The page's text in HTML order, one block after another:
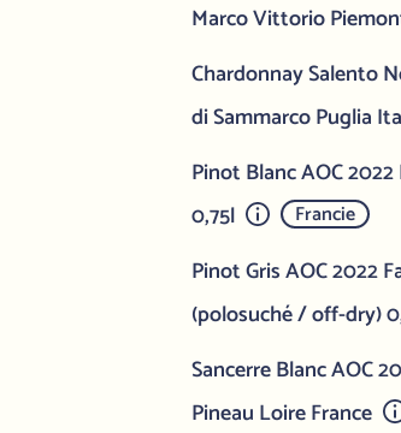
Marco Vittorio
Chardonnay Salento
di Sammarco Puglia
Pinot Blanc AOC
0,75l
Francie
Pinot Gris AOC 2022
(polosuché / off-dry)
Sancerre Blanc AOC
Pineau Loire France